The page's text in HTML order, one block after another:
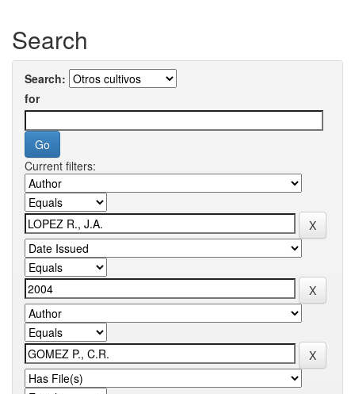
Search
Search:
for
Current filters: